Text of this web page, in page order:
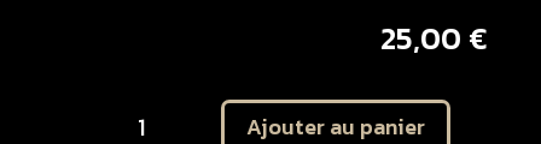
25,00 €
Ajouter au panier